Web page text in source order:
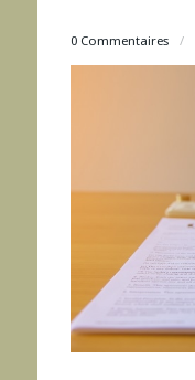
0 Commentaires /